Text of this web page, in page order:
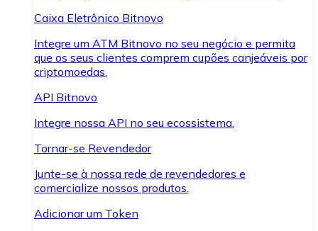
Caixa Eletrônico Bitnovo
Integre um ATM Bitnovo no seu negócio e permita
que os seus clientes comprem cupões canjeáveis por
criptomoedas.
API Bitnovo
Integre nossa API no seu ecossistema.
Tornar-se Revendedor
Junte-se à nossa rede de revendedores e
comercialize nossos produtos.
Adicionar um Token